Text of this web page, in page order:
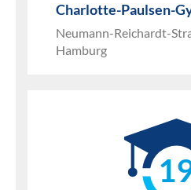
Charlotte-Paulsen-
Neumann-Reichardt-
Hamburg